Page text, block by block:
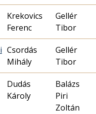
Krekovics
Ferenc
Gellér
Tibor
Csordás
Mihály
Gellér
Tibor
Dudás
Károly
Balázs
Piri
Zoltán